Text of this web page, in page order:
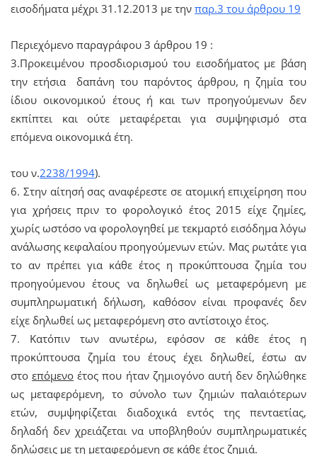
εισοδήματα μέχρι 31.12.2013 με την παρ.3 του άρθρου 19
Περιεχόμενο παραγράφου 3 άρθρου 19 :
3.Προκειμένου προσδιορισμού του εισοδήματος με βάση
την ετήσια δαπάνη του παρόντος άρθρου, η ζημία του
ίδιου οικονομικού έτους ή και των προηγούμενων δεν
εκπίπτει και ούτε μεταφέρεται για συμψηφισμό στα
επόμενα οικονομικά έτη.
του ν.2238/1994).
6. Στην αίτησή σας αναφέρεστε σε ατομική επιχείρηση που
για χρήσεις πριν το φορολογικό έτος 2015 είχε ζημίες,
χωρίς ωστόσο να φορολογηθεί με τεκμαρτό εισόδημα λόγω
ανάλωσης κεφαλαίου προηγούμενων ετών. Μας ρωτάτε για
το αν πρέπει για κάθε έτος η προκύπτουσα ζημία του
προηγούμενου έτους να δηλωθεί ως μεταφερόμενη με
συμπληρωματική δήλωση, καθόσον είναι προφανές δεν
είχε δηλωθεί ως μεταφερόμενη στο αντίστοιχο έτος.
7. Κατόπιν των ανωτέρω, εφόσον σε κάθε έτος η
προκύπτουσα ζημία του έτους έχει δηλωθεί, έστω αν
στοεπόμενο έτος που ήταν ζημιογόνο αυτή δεν δηλώθηκε
ως μεταφερόμενη, το σύνολο των ζημιών παλαιότερων
ετών, συμψηφίζεται διαδοχικά εντός της πενταετίας,
δηλαδή δεν χρειάζεται να υποβληθούν συμπληρωματικές
δηλώσεις με τη μεταφερόμενη σε κάθε έτος ζημιά.